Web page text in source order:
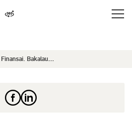
Finansai. Bakalauras.